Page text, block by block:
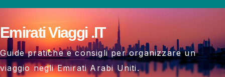
Salta
contenuto
Emirati Viaggi .IT
Guide pratiche e consigli per organizzare un
viaggio negli Emirati Arabi Uniti.